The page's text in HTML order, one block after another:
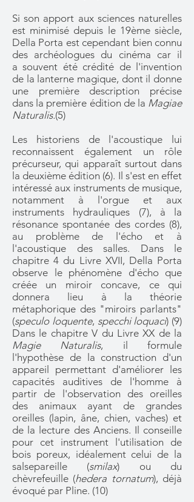
Si son apport aux sciences naturelles
est minimisé depuis le 19ème siècle,
Della Porta est cependant bien connu
des archéologues du cinéma car il
a souvent été crédité de l'invention
de la lanterne magique, dont il donne
une première description précise
dans la première édition de la Magiae
Naturalis.(5)
Les historiens de l'acoustique lui
reconnaissent également un rôle
précurseur, qui apparaît surtout dans
la deuxième édition (6). Il s'est en effet
intéressé aux instruments de musique,
notamment à l'orgue et aux
instruments hydrauliques (7), à la
résonance spontanée des cordes (8),
au problème de l'écho et à
l'acoustique des salles. Dans le
chapitre 4 du Livre XVII, Della Porta
observe le phénomène d'écho que
créée un miroir concave, ce qui
donnera lieu à la théorie
métaphorique des "miroirs parlants"
(speculo loquente, specchi loquaci) (9)
Dans le chapitre V du Livre XX de la
Magie Naturalis, il formule
l'hypothèse de la construction d'un
appareil permettant d'améliorer les
capacités auditives de l'homme à
partir de l'observation des oreilles
des animaux ayant de grandes
oreilles (lapin, âne, chien, vaches) et
de la lecture des Anciens. Il conseille
pour cet instrument l'utilisation de
bois poreux, idéalement celui de la
salsepareille (smilax) ou du
chèvrefeuille (hedera tornatum), déjà
évoqué par Pline. (10)